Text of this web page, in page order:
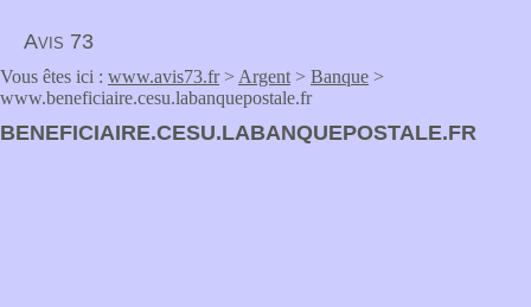
Avis 73
Vous êtes ici : www.avis73.fr> Argent > Banque >
www.beneficiaire.cesu.labanquepostale.fr
BENEFICIAIRE.CESU.LABANQUEPOSTALE.FR